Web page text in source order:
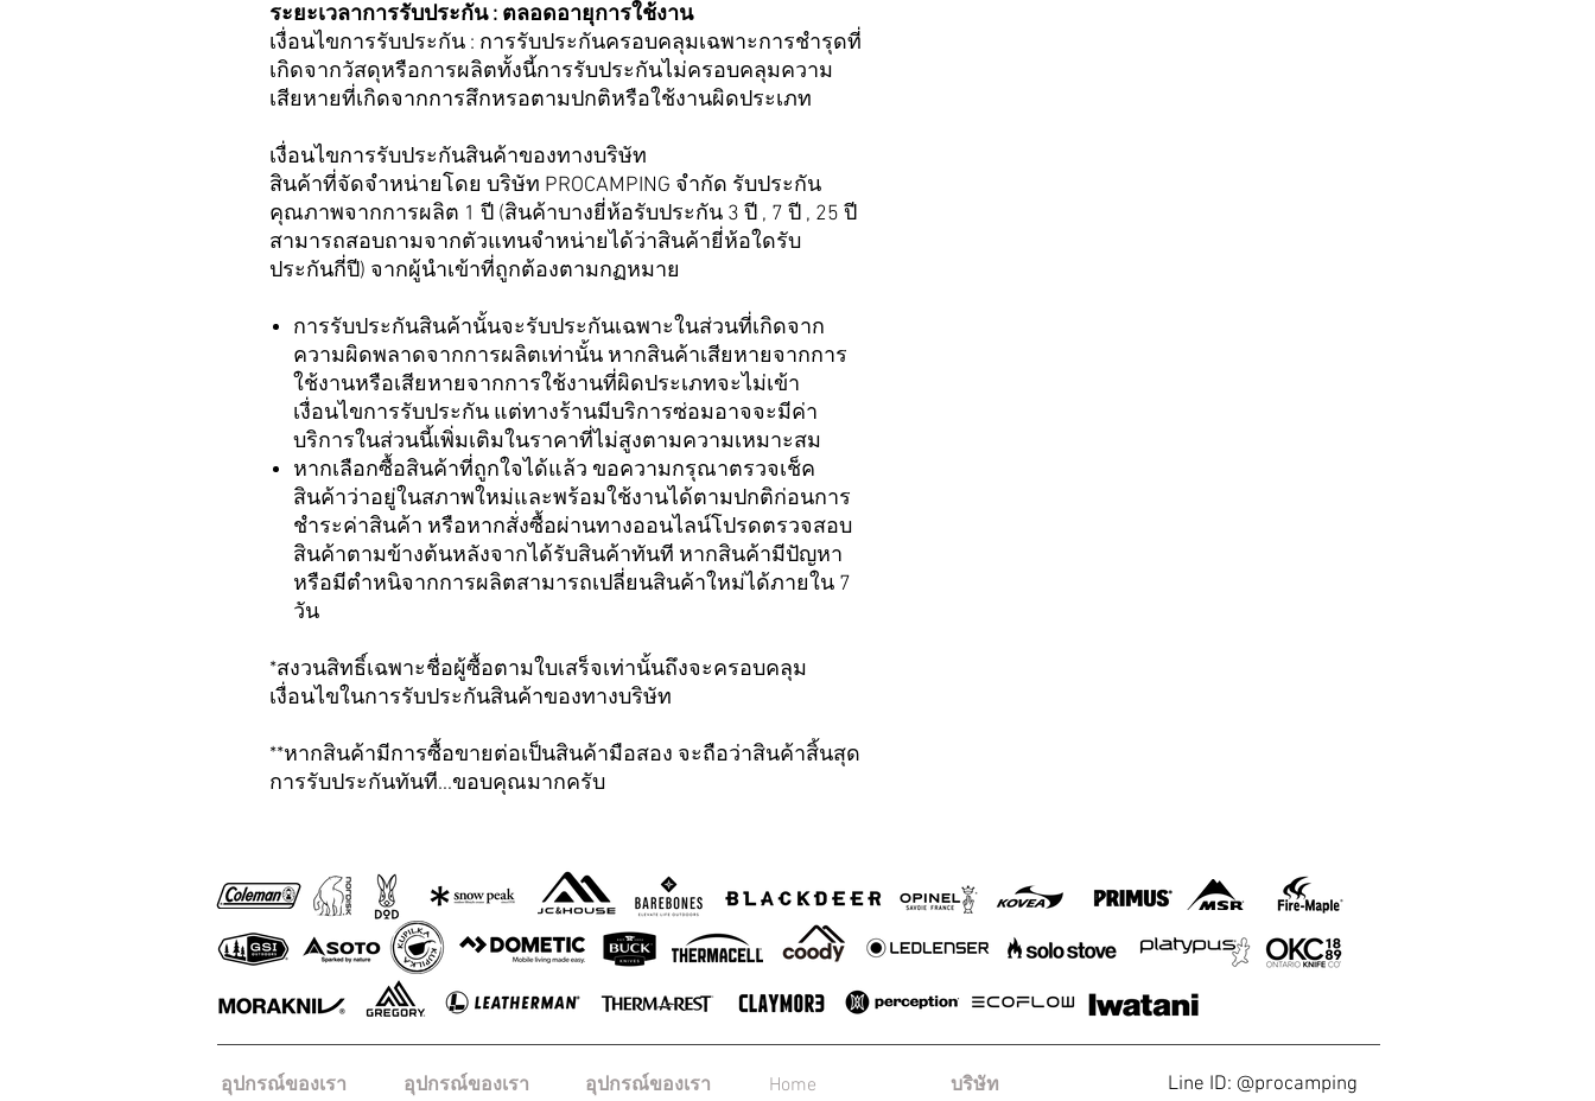
ระยะเวลาการรับประกัน : ตลอดอายุการใช้งาน
เงื่อนไขการรับประกัน : การรับประกันครอบคลุมเฉพาะการชำรุดที่
เกิดจากวัสดุหรือการผลิตทั้งนี้การรับประกันไม่ครอบคลุมความ
เสียหายที่เกิดจากการสึกหรอตามปกติหรือใช้งานผิดประเภท
เงื่อนไขการรับประกันสินค้าของทางบริษัท
สินค้าที่จัดจำหน่ายโดย บริษัท PROCAMPING จำกัด รับประกัน
คุณภาพจากการผลิต 1 ปี (สินค้าบางยี่ห้อรับประกัน 3 ปี , 7 ปี , 25 ปี
สามารถสอบถามจากตัวแทนจำหน่ายได้ว่าสินค้ายี่ห้อใดรับ
ประกันกี่ปี) จากผู้นำเข้าที่ถูกต้องตามกฏหมาย
การรับประกันสินค้านั้นจะรับประกันเฉพาะในส่วนที่เกิดจาก
ความผิดพลาดจากการผลิตเท่านั้น หากสินค้าเสียหายจากการ
ใช้งานหรือเสียหายจากการใช้งานที่ผิดประเภทจะไม่เข้า
เงื่อนไขการรับประกัน แต่ทางร้านมีบริการซ่อมอาจจะมีค่า
บริการในส่วนนี้เพิ่มเติมในราคาที่ไม่สูงตามความเหมาะสม
หากเลือกซื้อสินค้าที่ถูกใจได้แล้ว ขอความกรุณาตรวจเช็ค
สินค้าว่าอยู่ในสภาพใหม่และพร้อมใช้งานได้ตามปกติก่อนการ
ชำระค่าสินค้า หรือหากสั่งซื้อผ่านทางออนไลน์โปรดตรวจสอบ
สินค้าตามข้างต้นหลังจากได้รับสินค้าทันที หากสินค้ามีปัญหา
หรือมีตำหนิจากการผลิตสามารถเปลี่ยนสินค้าใหม่ได้ภายใน 7
วัน
*สงวนสิทธิ์เฉพาะชื่อผู้ซื้อตามใบเสร็จเท่านั้นถึงจะครอบคลุม
เงื่อนไขในการรับประกันสินค้าของทางบริษัท
**หากสินค้ามีการซื้อขายต่อเป็นสินค้ามือสอง จะถือว่าสินค้าสิ้นสุด
การรับประกันทันที...ขอบคุณมากครับ
อุปกรณ์ของเรา อุปกรณ์ของเรา อุปกรณ์ของเรา Home บริษัท Line ID: @procamping